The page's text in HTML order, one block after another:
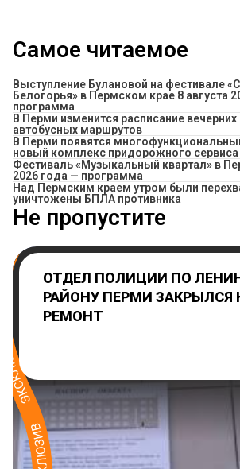
Самое читаемое
Выступление Булановой на фестивале
Белогорья» в Пермском крае 8 августа
программа
​В Перми изменится расписание
автобусных маршрутов
В Перми появятся
новый комплекс придорожного сервиса
Фестиваль «Музыкальный квартал» в
2026 года — программа
Над Пермским краем утром были
уничтожены БПЛА противника
Не пропустите
ОТДЕЛ ПОЛИЦИИ ПО
РАЙОНУ ПЕРМИ ЗАКРЫЛСЯ
РЕМОНТ